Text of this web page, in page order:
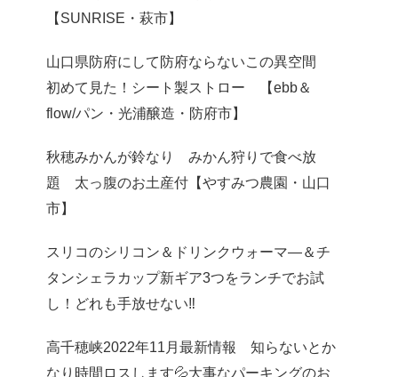
【SUNRISE・萩市】
山口県防府にして防府ならないこの異空間
初めて見た！シート製ストロー 【ebb＆
flow/パン・光浦醸造・防府市】
秋穂みかんが鈴なり みかん狩りで食べ放
題 太っ腹のお土産付【やすみつ農園・山口
市】
スリコのシリコン＆ドリンクウォーマ―＆チ
タンシェラカップ新ギア3つをランチでお試
し！どれも手放せない‼
高千穂峡2022年11月最新情報 知らないとか
なり時間ロスします💦大事なパーキングのお